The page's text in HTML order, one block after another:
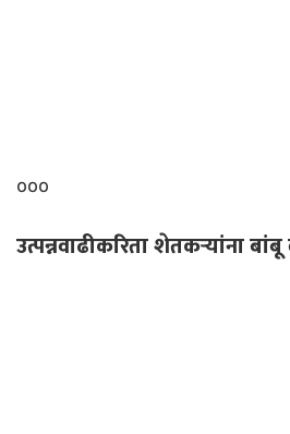
०००
उत्पन्नवाढीकरिता शेतकऱ्यांना